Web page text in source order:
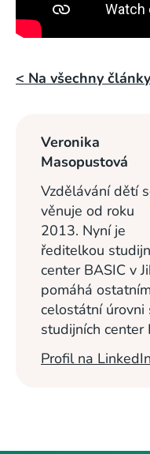
< Na všechny články
Veronika
Masopustová
Vzdělávání dětí
věnuje od roku
2013. Nyní je
ředitelkou
center BASIC v
pomáhá
celostátní úrovni
studijních center
Profil na LinkedIn